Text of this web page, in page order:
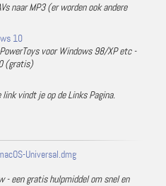
naar MP3 (er worden ook andere
10
voor Windows 98/XP etc -
(gratis)
vindt je op de Links Pagina.
Universal.dmg
- een gratis hulpmiddel om snel en